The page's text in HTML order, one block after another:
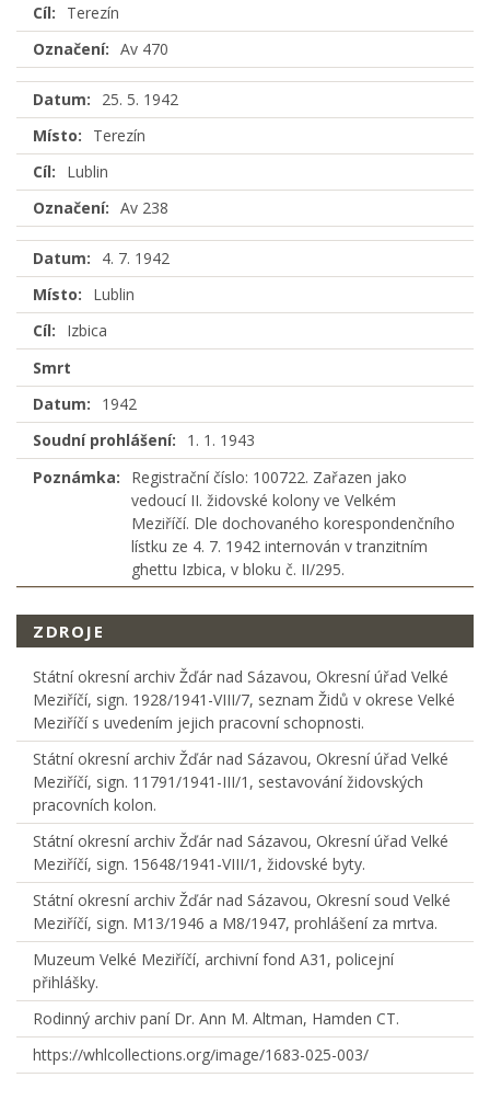
Cíl:
Terezín
Označení: Av 470
Datum:
25. 5. 1942
Místo:
Terezín
Cíl:
Lublin
Označení: Av 238
Datum:
4. 7. 1942
Místo:
Lublin
Cíl:
Izbica
Smrt
Datum:
1942
Soudní prohlášení:
1. 1. 1943
Poznámka:
Registrační číslo: 100722. Zařazen jako
vedoucí II. židovské kolony ve Velkém
Meziříčí. Dle dochovaného korespondenčního
lístku ze 4. 7. 1942 internován v tranzitním
ghettu Izbica, v bloku č. II/295.
ZDROJE
Státní okresní archiv Žďár nad Sázavou, Okresní úřad Velké
Meziříčí, sign. 1928/1941-VIII/7, seznam Židů v okrese Velké
Meziříčí s uvedením jejich pracovní schopnosti.
Státní okresní archiv Žďár nad Sázavou, Okresní úřad Velké
Meziříčí, sign. 11791/1941-III/1, sestavování židovských
pracovních kolon.
Státní okresní archiv Žďár nad Sázavou, Okresní úřad Velké
Meziříčí, sign. 15648/1941-VIII/1, židovské byty.
Státní okresní archiv Žďár nad Sázavou, Okresní soud Velké
Meziříčí, sign. M13/1946 a M8/1947, prohlášení za mrtva.
Muzeum Velké Meziříčí, archivní fond A31, policejní
přihlášky.
Rodinný archiv paní Dr. Ann M. Altman, Hamden CT.
https://whlcollections.org/image/1683-025-003/